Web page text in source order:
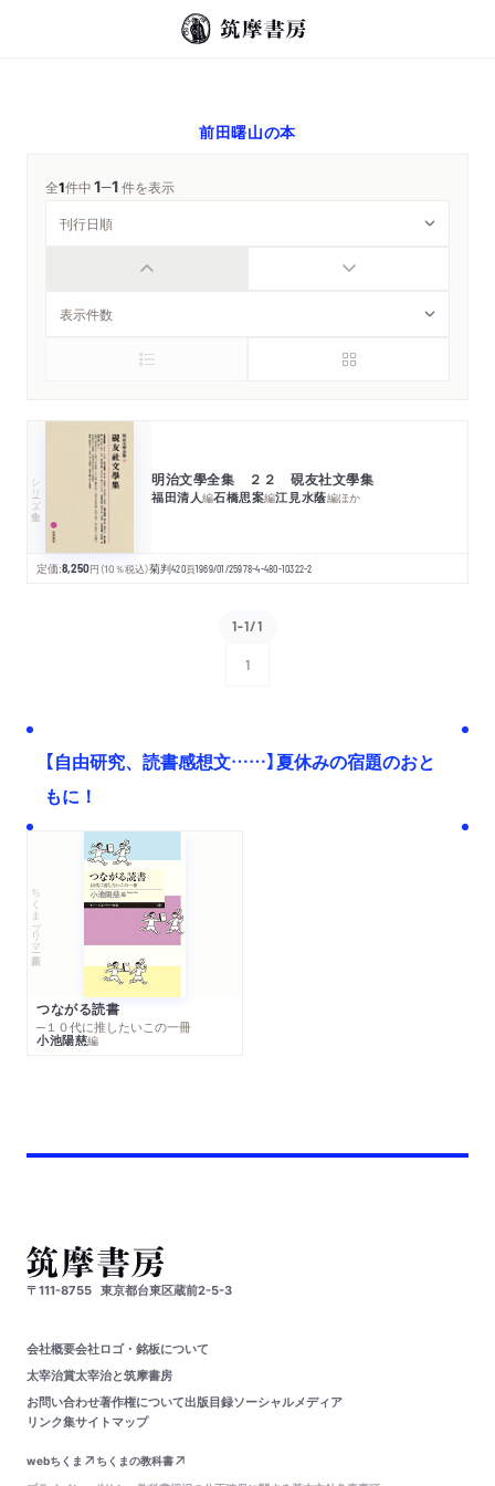
前田曙山の本
全1件中1─1件を表示
シリーズ・全集 明治文學全集 ２２ 硯友社文學集
福田清人編石橋思案編江見水蔭編ほか
定価:8,250円 （10％税込）菊判420頁1969/01/25978-4-480-10322-2
1-1/1
1
【自由研究、読書感想文……】夏休みの宿題のおと
もに！
ちくまプリマー新書
つながる読書
─１０代に推したいこの一冊
小池陽慈編
〒111-8755 東京都台東区蔵前2-5-3
会社概要会社ロゴ・銘板について
太宰治賞太宰治と筑摩書房
お問い合わせ著作権について出版目録ソーシャルメディア
リンク集サイトマップ
webちくま
ちくまの教科書